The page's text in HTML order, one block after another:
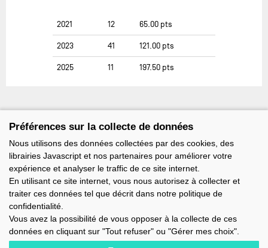
2021 12 65.00 pts
2023 41 121.00 pts
2025 11 197.50 pts
Préférences sur la collecte de données
Nous utilisons des données collectées par des cookies, des
librairies Javascript et nos partenaires pour améliorer votre
expérience et analyser le traffic de ce site internet.
En utilisant ce site internet, vous nous autorisez à collecter et
traiter ces données tel que décrit dans notre politique de
confidentialité.
Vous avez la possibilité de vous opposer à la collecte de ces
données en cliquant sur "Tout refuser" ou "Gérer mes choix".